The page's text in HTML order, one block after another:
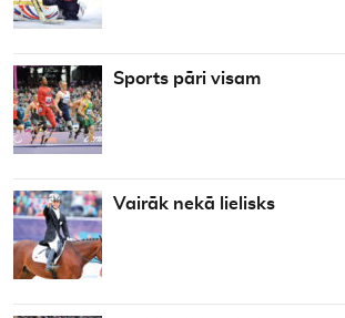
Sports pāri visam
Vairāk nekā lielisks